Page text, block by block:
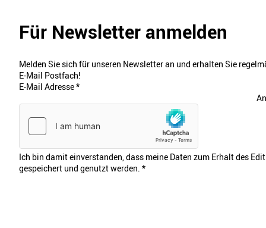
Für Newsletter anmelden
Melden Sie sich für unseren Newsletter an und erhalten Sie
E-Mail Postfach!
E-Mail Adresse*
Ich bin damit einverstanden, dass meine Daten zum Erhalt des
gespeichert und genutzt werden. *